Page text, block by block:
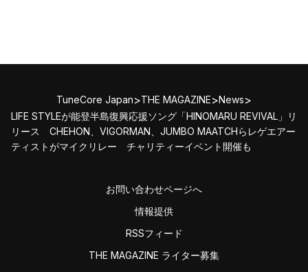
TuneCore Japan>THE MAGAZINE>News>
LIFE STYLEが能登半島復興応援ソング「HINOMARU REVIVAL」リ
リース CHEHON、VIGORMAN、JUMBO MAATCHらレゲエアー
ティストがマイクリレー チャリティーイベント開催も
お問い合わせページへ
情報提供
RSSフィード
THE MAGAZINE ライター募集